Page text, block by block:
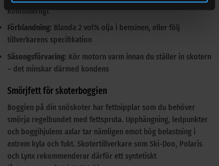
kontinuerligt
Förblandning: Blanda 2 vol% olja i bensinen, eller följ
tillverkarens specifikation
Säsongsförvaring: Kör motorn varm innan du ställer in skotern
– det minskar därmed kondens
Smörjfett för skoterboggien
Boggien på din snöskoter har fettnipplar som du behöver
smörja regelbundet med fettspruta. Upphängning, ledpunkter
och boggihjulens axlar tar nämligen emot hög belastning i
extrem kyla och fukt. Skotertillverkare som Ski-Doo, Polaris
och Lynx rekommenderar därför ett syntetiskt